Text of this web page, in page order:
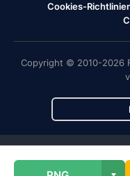
Cookies-
Copyright © 2010-2026